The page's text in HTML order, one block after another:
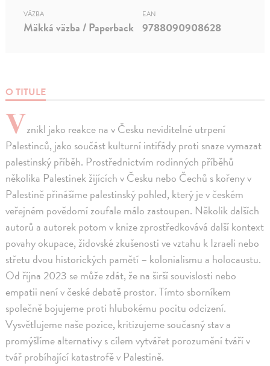
O TITULE
Vznikl jako reakce na v Česku neviditelné utrpení
Palestinců, jako součást kulturní intifády proti snaze vymazat
palestinský příběh. Prostřednictvím rodinných příběhů
několika Palestinek žijících v Česku nebo Čechů s kořeny v
Palestině přinášíme palestinský pohled, který je v českém
veřejném povědomí zoufale málo zastoupen. Několik dalších
autorů a autorek potom v knize zprostředkovává další kontext
povahy okupace, židovské zkušenosti ve vztahu k Izraeli nebo
střetu dvou historických pamětí – kolonialismu a holocaustu.
Od října 2023 se může zdát, že na širší souvislosti nebo
empatii není v české debatě prostor. Tímto sborníkem
společně bojujeme proti hlubokému pocitu odcizení.
Vysvětlujeme naše pozice, kritizujeme současný stav a
promýšlíme alternativy s cílem vytvářet porozumění tváří v
tvář probíhající katastrofě v Palestině.
VÄZBA
Mäkká väzba / Paperback
EAN
9788090908628